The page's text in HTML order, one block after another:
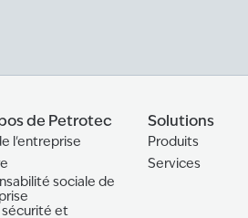
de Petrotec
l'entreprise
sociale de
sécurité et
Solutions
Produits
Services